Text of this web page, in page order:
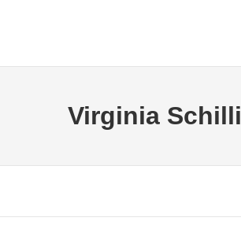
Virginia Schilli